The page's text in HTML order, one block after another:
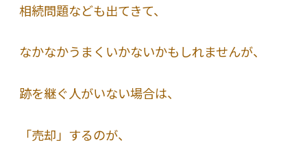
相続問題なども出てきて、
なかなかうまくいかないかもしれませんが、
跡を継ぐ人がいない場合は、
「売却」するのが、